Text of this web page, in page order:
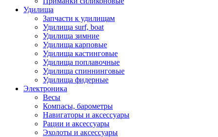
Удилища
Запчасти к удилищам
Удилища surf, boat
Удилища зимние
Удилища карповые
Удилища кастинговые
Удилища поплавочные
Удилища спиннинговые
Удилища фидерные
Электроника
Весы
Компасы, барометры
Навигаторы и аксессуары
Рации и аксессуары
Эхолоты и аксессуары